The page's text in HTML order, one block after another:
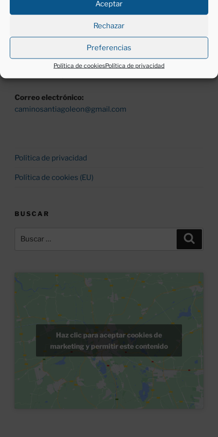
Aceptar
Rechazar
Preferencias
Política de cookiesPolítica de privacidad
Lunes a viernes (excepto festivos)
Tardes, de 18 a 20 h.
Correo electrónico:
caminosantiagoleon@gmail.com
Política de privacidad
Política de cookies (EU)
BUSCAR
Haz clic para aceptar cookies de
marketing y permitir este contenido